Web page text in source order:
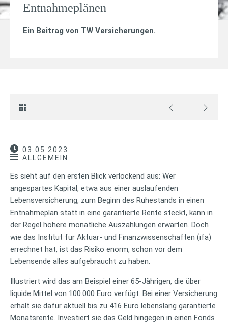
Entnahmeplänen
Ein Beitrag von TW Versicherungen.
03.05.2023
ALLGEMEIN
Es sieht auf den ersten Blick verlockend aus: Wer
angespartes Kapital, etwa aus einer auslaufenden
Lebensversicherung, zum Beginn des Ruhestands in einen
Entnahmeplan statt in eine garantierte Rente steckt, kann in
der Regel höhere monatliche Auszahlungen erwarten. Doch
wie das Institut für Aktuar- und Finanzwissenschaften (ifa)
errechnet hat, ist das Risiko enorm, schon vor dem
Lebensende alles aufgebraucht zu haben.
Illustriert wird das am Beispiel einer 65-Jährigen, die über
liquide Mittel von 100.000 Euro verfügt. Bei einer Versicherung
erhält sie dafür aktuell bis zu 416 Euro lebenslang garantierte
Monatsrente. Investiert sie das Geld hingegen in einen Fonds